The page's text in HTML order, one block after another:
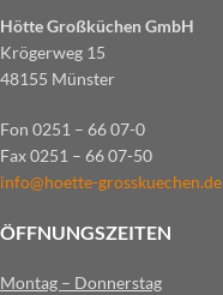
Hötte Großküchen GmbH
Krögerweg 15
48155 Münster
Fon 0251 – 66 07-0
Fax 0251 – 66 07-50
info@hoette-grosskuechen.de
ÖFFNUNGSZEITEN
Montag – Donnerstag